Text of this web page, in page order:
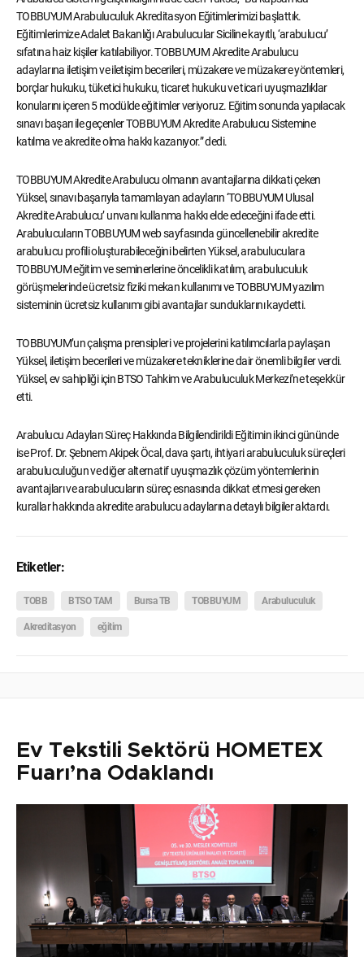
TOBBUYUM Arabuluculuk Akreditasyon Eğitimlerimizi başlattık.
Eğitimlerimize Adalet Bakanlığı Arabulucular Siciline kayıtlı, ‘arabulucu’
sıfatına haiz kişiler katılabiliyor. TOBBUYUM Akredite Arabulucu
adaylarına iletişim ve iletişim becerileri, müzakere ve müzakere yöntemleri,
borçlar hukuku, tüketici hukuku, ticaret hukuku ve ticari uyuşmazlıklar
konularını içeren 5 modülde eğitimler veriyoruz. Eğitim sonunda yapılacak
sınavı başarı ile geçenler TOBBUYUM Akredite Arabulucu Sistemine
katılma ve akredite olma hakkı kazanıyor.” dedi.
TOBBUYUM Akredite Arabulucu olmanın avantajlarına dikkati çeken
Yüksel, sınavı başarıyla tamamlayan adayların ‘TOBBUYUM Ulusal
Akredite Arabulucu’ unvanı kullanma hakkı elde edeceğini ifade etti.
Arabulucuların TOBBUYUM web sayfasında güncellenebilir akredite
arabulucu profili oluşturabileceğini belirten Yüksel, arabuluculara
TOBBUYUM eğitim ve seminerlerine öncelikli katılım, arabuluculuk
görüşmelerinde ücretsiz fiziki mekan kullanımı ve TOBBUYUM yazılım
sisteminin ücretsiz kullanımı gibi avantajlar sunduklarını kaydetti.
TOBBUYUM’un çalışma prensipleri ve projelerini katılımcılarla paylaşan
Yüksel, iletişim becerileri ve müzakere tekniklerine dair önemli bilgiler verdi.
Yüksel, ev sahipliği için BTSO Tahkim ve Arabuluculuk Merkezi’ne teşekkür
etti.
Arabulucu Adayları Süreç Hakkında Bilgilendirildi Eğitimin ikinci gününde
ise Prof. Dr. Şebnem Akipek Öcal, dava şartı, ihtiyari arabuluculuk süreçleri
arabuluculuğun ve diğer alternatif uyuşmazlık çözüm yöntemlerinin
avantajları ve arabulucuların süreç esnasında dikkat etmesi gereken
kurallar hakkında akredite arabulucu adaylarına detaylı bilgiler aktardı.
Etiketler:
TOBB BTSO TAM Bursa TB TOBBUYUM Arabuluculuk
Akreditasyon eğitim
Ev Tekstili Sektörü HOMETEX
Fuarı’na Odaklandı